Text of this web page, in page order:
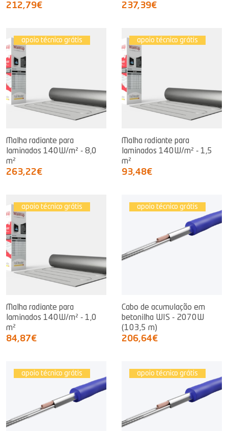
212,79€ 237,39€
apoio técnico grátis
Malha radiante para
laminados 140W/m² - 8,0
m²
263,22€
apoio técnico grátis
Malha radiante para
laminados 140W/m² - 1,5
m²
93,48€
apoio técnico grátis
Malha radiante para
laminados 140W/m² - 1,0
m²
84,87€
apoio técnico grátis
Cabo de acumulação em
betonilha WIS - 2070W
(103,5 m)
206,64€
apoio técnico grátis apoio técnico grátis